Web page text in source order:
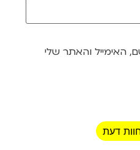
האימייל והאתר שלי
דעת